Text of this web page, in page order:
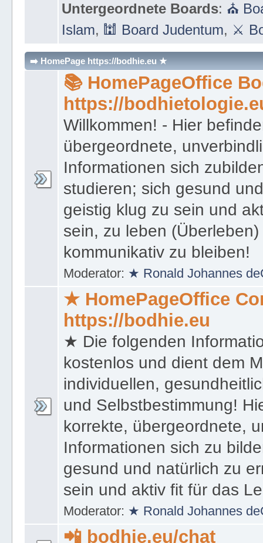
Untergeordnete Boards: ⛪
Islam, 🕍 Board Judentum, ⚔
➡️ HomePage https://bodhie.eu ★
📚 HomePageOffice
https://
Willkommen! - Hier
übergeordnete,
Informationen sich
studieren; sich gesund
geistig klug zu sein und
sein, zu leben
kommunikativ zu bleiben!
Moderator: ★ Ronald Johannes
★ HomePageOffice
https://bodhie.eu
★ Die folgenden
kostenlos und dient dem
individuellen,
und Selbstbestimmung!
korrekte, übergeordnete,
Informationen sich zu
gesund und natürlich zu
sein und aktiv fit für das
Moderator: ★ Ronald Johannes
📲 bodhie.eu/chat